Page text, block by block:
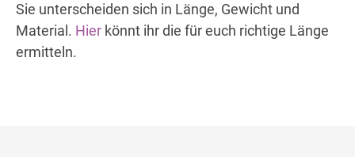
Sie unterscheiden sich in Länge, Gewicht und
Material. Hier könnt ihr die für euch richtige Länge
ermitteln.